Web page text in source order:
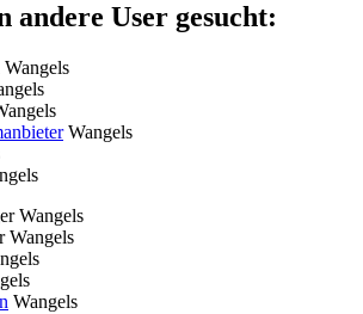
andere User gesucht:
Wangels
Wangels
Wangels
Wangels